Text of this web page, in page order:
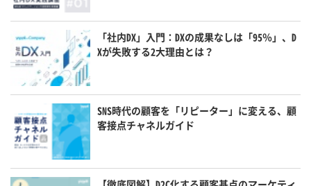
「社内DX」入門：DXの成果なしは「95％」、D
Xが失敗する2大理由とは？
SNS時代の顧客を「リピーター」に変える、顧
客接点チャネルガイド